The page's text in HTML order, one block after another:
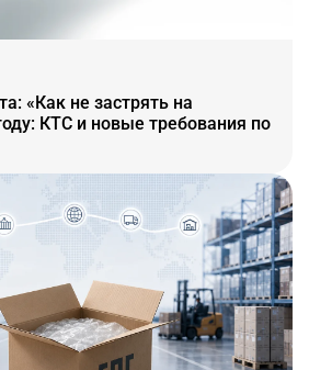
«Как не застрять на
КТС и новые требования по